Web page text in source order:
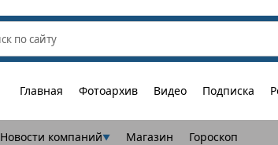
Главная Фотоархив Видео Подписка
Новости компаний▼ Магазин Гороскоп